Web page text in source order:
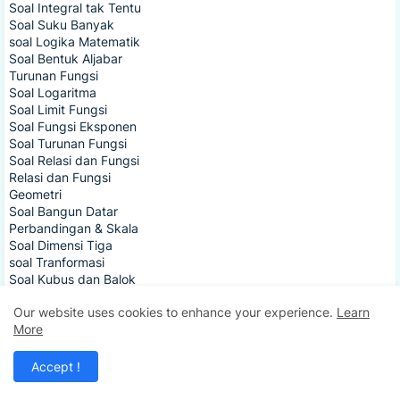
Soal Integral tak Tentu
Soal Suku Banyak
soal Logika Matematik
Soal Bentuk Aljabar
Turunan Fungsi
Soal Logaritma
Soal Limit Fungsi
Soal Fungsi Eksponen
Soal Turunan Fungsi
Soal Relasi dan Fungsi
Relasi dan Fungsi
Geometri
Soal Bangun Datar
Perbandingan & Skala
Soal Dimensi Tiga
soal Tranformasi
Soal Kubus dan Balok
Bangun Sisi Datar
Ada Berapa Persegi?
Soal Sisi Lengkung
Soal Sudut Lingkaran
Our website uses cookies to enhance your experience. Learn
More
Accept !